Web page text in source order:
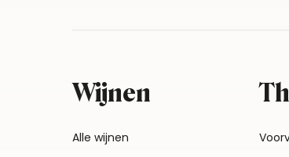
Wijnen
Alle wijnen